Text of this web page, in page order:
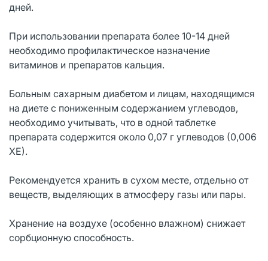
дней.
При использовании препарата более 10-14 дней
необходимо профилактическое назначение
витаминов и препаратов кальция.
Больным сахарным диабетом и лицам, находящимся
на диете с пониженным содержанием углеводов,
необходимо учитывать, что в одной таблетке
препарата содержится около 0,07 г углеводов (0,006
ХЕ).
Рекомендуется хранить в сухом месте, отдельно от
веществ, выделяющих в атмосферу газы или пары.
Хранение на воздухе (особенно влажном) снижает
сорбционную способность.